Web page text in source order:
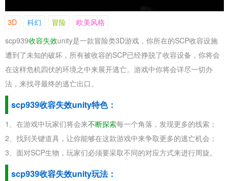
3D 科幻 冒险
欧美风格
scp939收容失效unity是一款冒险类3D游戏，你所在的SCP收容设施
遭到了未知的破坏，所有被收容的SCP已经挣脱了收容设备，你将会
在这样危机四伏的环境之中来展开逃亡。游戏中你将会详尽一切办
法，来找寻最终的逃亡出口。
scp939收容失效unity特色：
1、在游戏中玩家们将会来不断探索每一个角落，发现更多的线索；
2、找到关键道具，让你能够在这款游戏中来争取更多的逃亡机会；
3、面对SCP生物，玩家们必须要采取不同的对应方式来进行周旋。
scp939收容失效unity玩法：